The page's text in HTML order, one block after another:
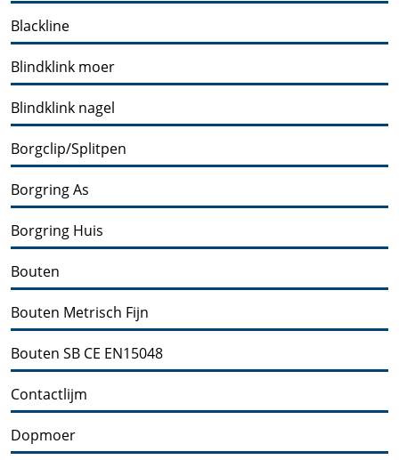
Blackline
Blindklink moer
Blindklink nagel
Borgclip/Splitpen
Borgring As
Borgring Huis
Bouten
Bouten Metrisch Fijn
Bouten SB CE EN15048
Contactlijm
Dopmoer